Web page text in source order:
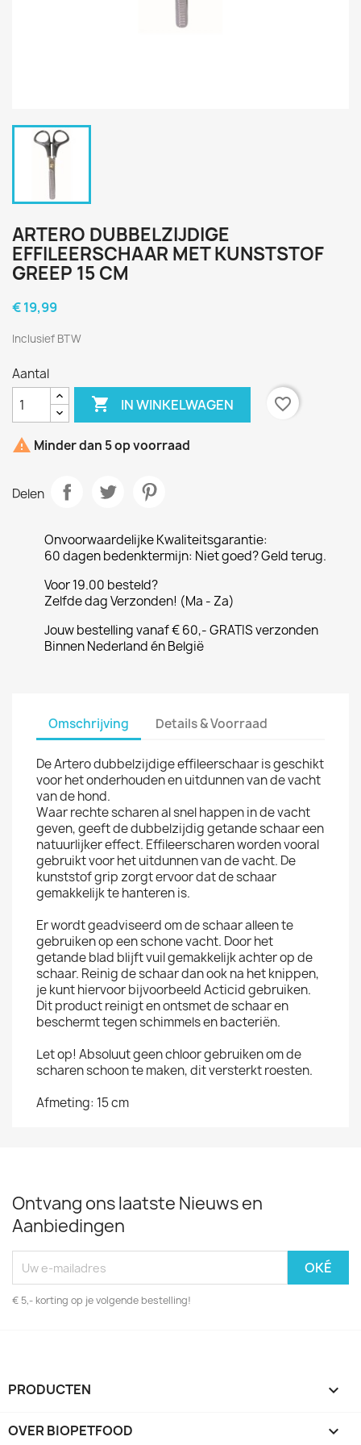
ARTERO DUBBELZIJDIGE
EFFILEERSCHAAR MET KUNSTSTOF
GREEP 15 CM
€ 19,99
Inclusief BTW
Aantal
 IN WINKELWAGEN favorite_border
 Minder dan 5 op voorraad
Delen
Onvoorwaardelijke Kwaliteitsgarantie:
60 dagen bedenktermijn: Niet goed? Geld terug.
Voor 19.00 besteld?
Zelfde dag Verzonden! (Ma - Za)
Jouw bestelling vanaf € 60,- GRATIS verzonden
Binnen Nederland én België
Omschrijving Details & Voorraad
De Artero dubbelzijdige effileerschaar is geschikt
voor het onderhouden en uitdunnen van de vacht
van de hond.
Waar rechte scharen al snel happen in de vacht
geven, geeft de dubbelzijdig getande schaar een
natuurlijker effect. Effileerscharen worden vooral
gebruikt voor het uitdunnen van de vacht. De
kunststof grip zorgt ervoor dat de schaar
gemakkelijk te hanteren is.
Er wordt geadviseerd om de schaar alleen te
gebruiken op een schone vacht. Door het
getande blad blijft vuil gemakkelijk achter op de
schaar. Reinig de schaar dan ook na het knippen,
je kunt hiervoor bijvoorbeeld Acticid gebruiken.
Dit product reinigt en ontsmet de schaar en
beschermt tegen schimmels en bacteriën.
Let op! Absoluut geen chloor gebruiken om de
scharen schoon te maken, dit versterkt roesten.
Afmeting: 15 cm
Ontvang ons laatste Nieuws en
Aanbiedingen
€ 5,- korting op je volgende bestelling!
PRODUCTEN 
OVER BIOPETFOOD 